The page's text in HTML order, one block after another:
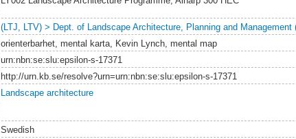
(LTJ, LTV) > Dept. of Landscape Architecture, Planning and Management
orienterbarhet, mental karta, Kevin Lynch, mental map
urn:nbn:se:slu:epsilon-s-17371
http://urn.kb.se/resolve?urn=urn:nbn:se:slu:epsilon-s-17371
Landscape architecture
Swedish